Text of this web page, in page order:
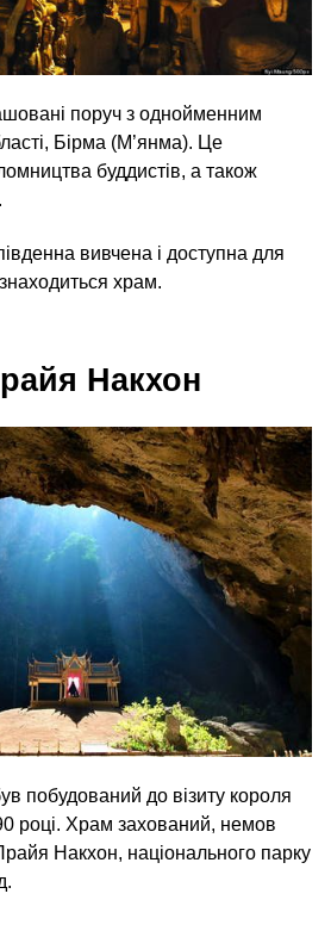
поруч з однойменним
Бірма (М’янма). Це
буддистів, а також
вивчена і доступна для
храм.
Накхон
побудований до візиту короля
році. Храм захований, немов
Накхон, національного парку